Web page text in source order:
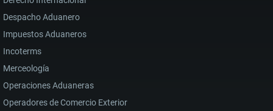
Despacho Aduanero
Impuestos Aduaneros
Incoterms
Merceología
Operaciones Aduaneras
Operadores de Comercio Exterior